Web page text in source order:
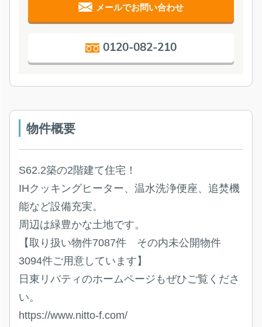
メールでお問い合わせ
0120-082-210
物件概要
S62.2築の2階建て住宅！
IHクッキングヒーター、温水洗浄便座、追焚機
能など設備充実。
周辺は緑豊かな土地です。
【取り扱い物件7087件 その内未公開物件
3094件ご用意しています】
日東リバティのホームページもぜひご覧くださ
い。
https://www.nitto-f.com/